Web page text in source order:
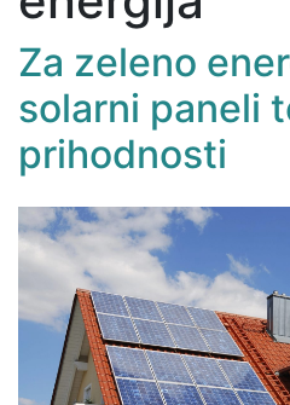
Za zeleno
solarni paneli
prihodnosti